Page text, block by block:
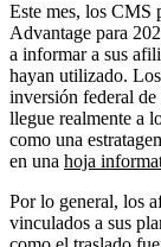
Este mes, los CMS
Advantage para
a informar a sus
hayan utilizado.
inversión federal
llegue realmente a
como una
en una hoja
Por lo general, los
vinculados a sus